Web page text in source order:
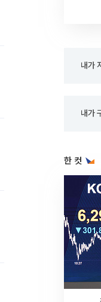
내가
내가
한 컷